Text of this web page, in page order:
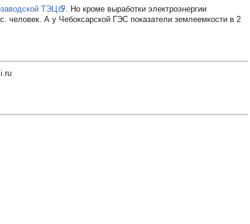
ТЭЦ
. Но кроме выработки электроэнергии
человек. А у Чебоксарской ГЭС показатели землеемкости в 2